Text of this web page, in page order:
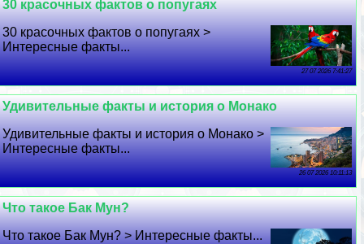
30 красочных фактов о попугаях
30 красочных фактов о попугаях >
Интересные факты...
27 07 2026 7:41:27
Удивительные факты и история о Монако
Удивительные факты и история о Монако >
Интересные факты...
26 07 2026 10:11:13
Что такое Бак Мун?
Что такое Бак Мун? > Интересные факты...